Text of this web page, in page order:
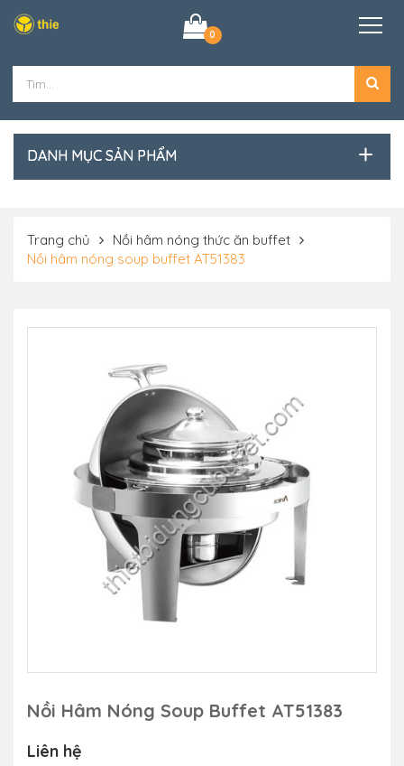
0
DANH MỤC SẢN PHẨM
Trang chủ
Nồi hâm nóng thức ăn buffet
Nồi hâm nóng soup buffet AT51383
Nồi Hâm Nóng Soup Buffet AT51383
Liên hệ